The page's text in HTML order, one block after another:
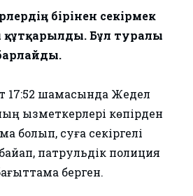
бірінен секірмек
құтқарылды. Бұл туралы
17:52 шамасында Жедел
қызметкерлері көпірден
болып, суға секіргелі
патрульдік полиция
берген.